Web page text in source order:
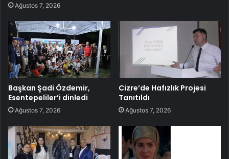
Ağustos 7, 2026
Başkan Şadi Özdemir,
Esentepeliler’i dinledi
Ağustos 7, 2026
Cizre’de Hafızlık Projesi
Tanıtıldı
Ağustos 7, 2026